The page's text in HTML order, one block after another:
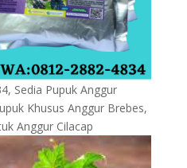
Sedia Pupuk Anggur
Khusus Anggur Brebes,
Anggur Cilacap